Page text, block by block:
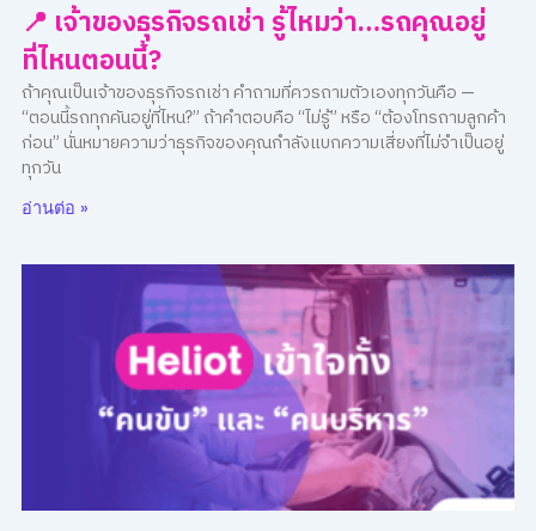
📍 เจ้าของธุรกิจรถเช่า รู้ไหมว่า…รถคุณอยู่
ที่ไหนตอนนี้?
ถ้าคุณเป็นเจ้าของธุรกิจรถเช่า คำถามที่ควรถามตัวเองทุกวันคือ —
“ตอนนี้รถทุกคันอยู่ที่ไหน?” ถ้าคำตอบคือ “ไม่รู้” หรือ “ต้องโทรถามลูกค้า
ก่อน” นั่นหมายความว่าธุรกิจของคุณกำลังแบกความเสี่ยงที่ไม่จำเป็นอยู่
ทุกวัน
อ่านต่อ »